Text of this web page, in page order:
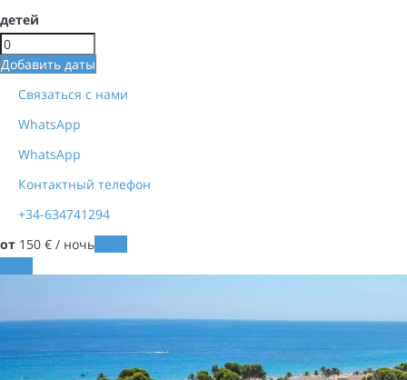
детей
Добавить даты
Связаться с нами
WhatsApp
WhatsApp
Контактный телефон
+34-634741294
от 150 € / ночь